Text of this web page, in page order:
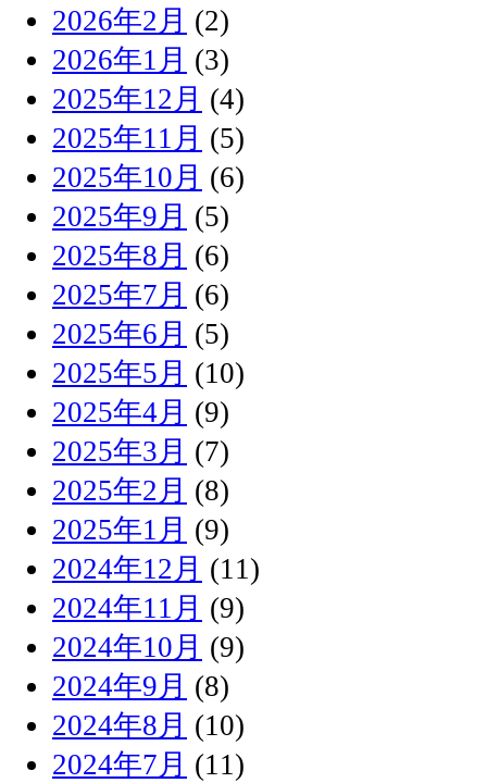
2026年2月 (2)
2026年1月 (3)
2025年12月 (4)
2025年11月 (5)
2025年10月 (6)
2025年9月 (5)
2025年8月 (6)
2025年7月 (6)
2025年6月 (5)
2025年5月 (10)
2025年4月 (9)
2025年3月 (7)
2025年2月 (8)
2025年1月 (9)
2024年12月 (11)
2024年11月 (9)
2024年10月 (9)
2024年9月 (8)
2024年8月 (10)
2024年7月 (11)